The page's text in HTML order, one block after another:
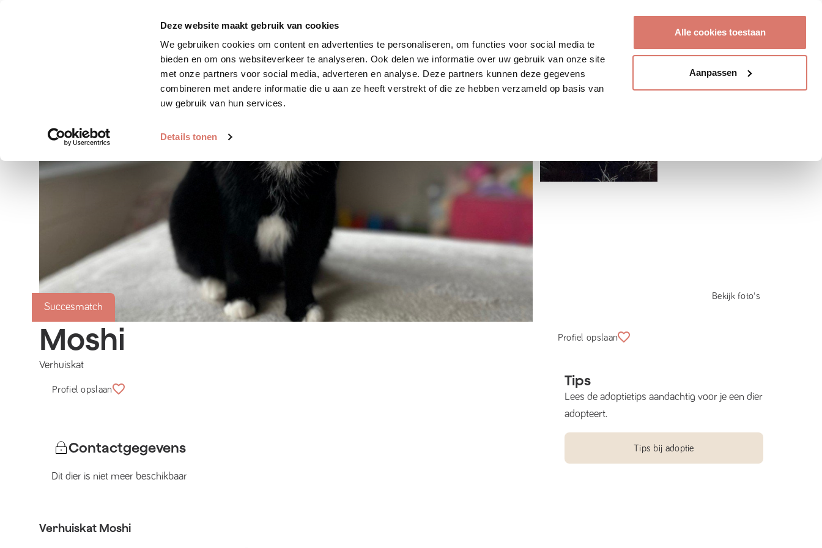
Deze website maakt gebruik van cookies
We gebruiken cookies om content en advertenties te personaliseren, om functies voor social media te
bieden en om ons websiteverkeer te analyseren. Ook delen we informatie over uw gebruik van onze site
met onze partners voor social media, adverteren en analyse. Deze partners kunnen deze gegevens
combineren met andere informatie die u aan ze heeft verstrekt of die ze hebben verzameld op basis van
uw gebruik van hun services.
Details tonen
Alle cookies toestaan
Aanpassen
Zoek huisdier Plaats huisdier Hoe werkt het?
Succesmatch
Bekijk foto's
Moshi
Verhuiskat
Profiel opslaan
Contactgegevens
Dit dier is niet meer beschikbaar
Verhuiskat Moshi
Profiel opslaan
Tips
Lees de adoptietips aandachtig voor je een dier
adopteert.
Tips bij adoptie